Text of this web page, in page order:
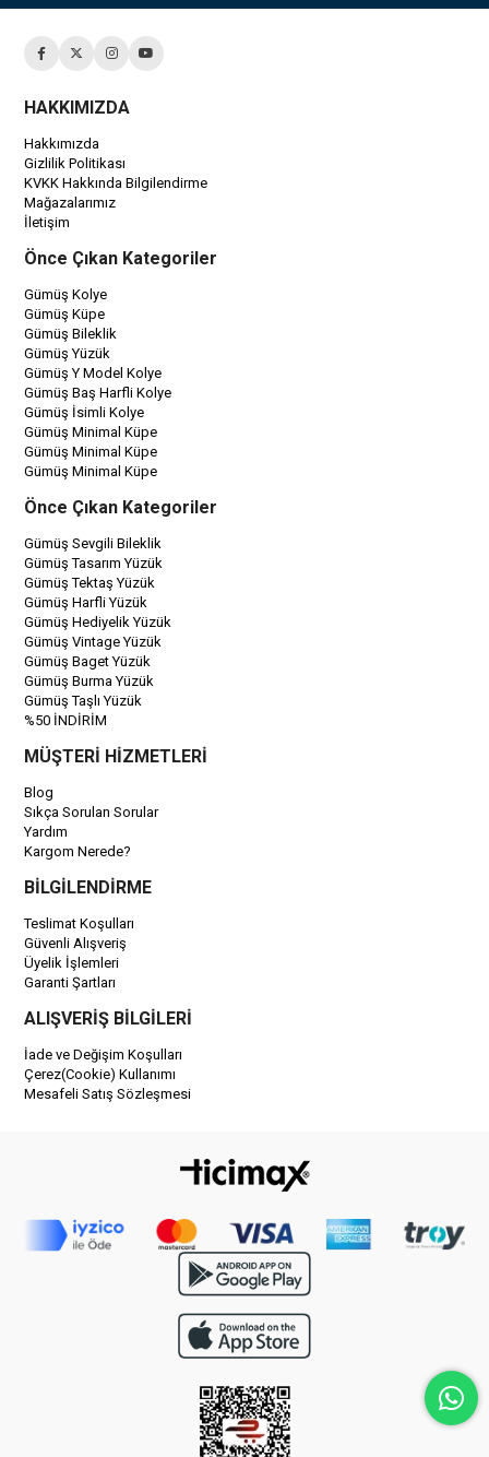
HAKKIMIZDA
Hakkımızda
Gizlilik Politikası
KVKK Hakkında Bilgilendirme
Mağazalarımız
İletişim
Önce Çıkan Kategoriler
Gümüş Kolye
Gümüş Küpe
Gümüş Bileklik
Gümüş Yüzük
Gümüş Y Model Kolye
Gümüş Baş Harfli Kolye
Gümüş İsimli Kolye
Gümüş Minimal Küpe
Gümüş Minimal Küpe
Gümüş Minimal Küpe
Önce Çıkan Kategoriler
Gümüş Sevgili Bileklik
Gümüş Tasarım Yüzük
Gümüş Tektaş Yüzük
Gümüş Harfli Yüzük
Gümüş Hediyelik Yüzük
Gümüş Vintage Yüzük
Gümüş Baget Yüzük
Gümüş Burma Yüzük
Gümüş Taşlı Yüzük
%50 İNDİRİM
MÜŞTERİ HİZMETLERİ
Blog
Sıkça Sorulan Sorular
Yardım
Kargom Nerede?
BİLGİLENDİRME
Teslimat Koşulları
Güvenli Alışveriş
Üyelik İşlemleri
Garanti Şartları
ALIŞVERİŞ BİLGİLERİ
İade ve Değişim Koşulları
Çerez(Cookie) Kullanımı
Mesafeli Satış Sözleşmesi